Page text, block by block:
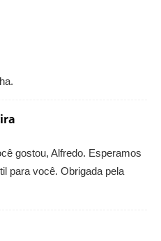
gostou, Alfredo. Esperamos
para você. Obrigada pela